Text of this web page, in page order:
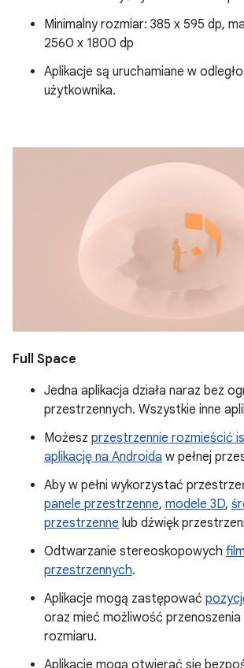
Minimalny rozmiar: 385 x 595 dp,
2560 x 1800 dp
Aplikacje są uruchamiane w
użytkownika.
Full Space
Jedna aplikacja działa naraz bez
przestrzennych. Wszystkie inne
Możesz przestrzennie rozmieścić
aplikację na Androida w pełnej
Aby w pełni wykorzystać
panele przestrzenne, modele 3D,
przestrzenne lub dźwięk
Odtwarzanie stereoskopowych
przestrzennych.
Aplikacje mogą zastępować
oraz mieć możliwość przenoszenia
rozmiaru.
Aplikacje mogą otwierać się